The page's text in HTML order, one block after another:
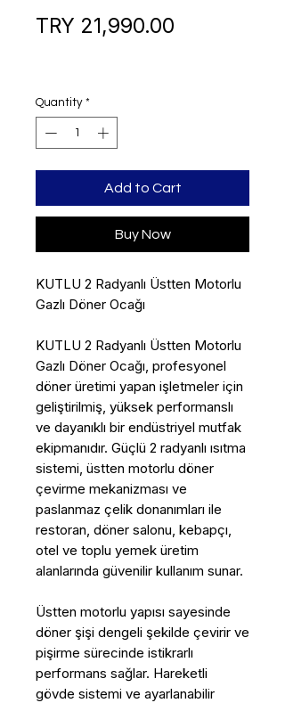
TRY 21,990.00
Quantity *
Add to Cart
Buy Now
KUTLU 2 Radyanlı Üstten Motorlu
Gazlı Döner Ocağı
KUTLU 2 Radyanlı Üstten Motorlu
Gazlı Döner Ocağı, profesyonel
döner üretimi yapan işletmeler için
geliştirilmiş, yüksek performanslı
ve dayanıklı bir endüstriyel mutfak
ekipmanıdır. Güçlü 2 radyanlı ısıtma
sistemi, üstten motorlu döner
çevirme mekanizması ve
paslanmaz çelik donanımları ile
restoran, döner salonu, kebapçı,
otel ve toplu yemek üretim
alanlarında güvenilir kullanım sunar.
Üstten motorlu yapısı sayesinde
döner şişi dengeli şekilde çevirir ve
pişirme sürecinde istikrarlı
performans sağlar. Hareketli
gövde sistemi ve ayarlanabilir